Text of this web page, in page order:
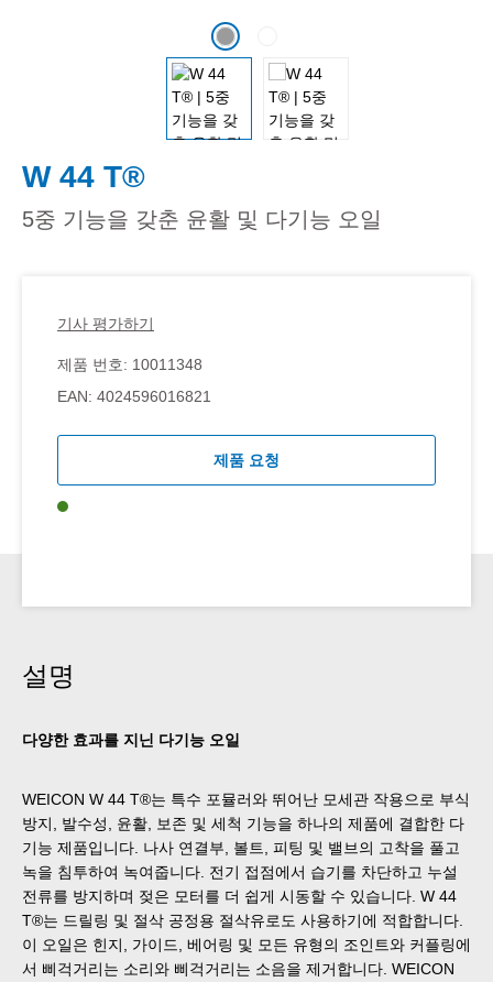
W 44 T®
5중 기능을 갖춘 윤활 및 다기능 오일
기사 평가하기
제품 번호: 10011348
EAN: 4024596016821
제품 요청
설명
다양한 효과를 지닌 다기능 오일
WEICON W 44 T®는 특수 포뮬러와 뛰어난 모세관 작용으로 부식
방지, 발수성, 윤활, 보존 및 세척 기능을 하나의 제품에 결합한 다
기능 제품입니다. 나사 연결부, 볼트, 피팅 및 밸브의 고착을 풀고
녹을 침투하여 녹여줍니다. 전기 접점에서 습기를 차단하고 누설
전류를 방지하며 젖은 모터를 더 쉽게 시동할 수 있습니다. W 44
T®는 드릴링 및 절삭 공정용 절삭유로도 사용하기에 적합합니다.
이 오일은 힌지, 가이드, 베어링 및 모든 유형의 조인트와 커플링에
서 삐걱거리는 소리와 삐걱거리는 소음을 제거합니다. WEICON